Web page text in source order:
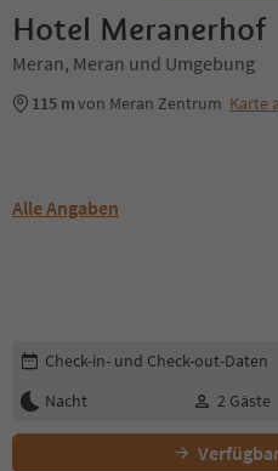
Hotel Meranerhof
Meran, Meran und Umgebung
115 mvon Meran Zentrum Karte
Alle Angaben
Buchungsdetails bearbeiten
Check-in- und Check-out-Daten
Nacht
2 Gäste